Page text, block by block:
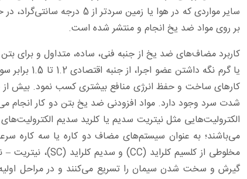
بر روی مواد ضد یخ انجام و منتشر شده است.
کاربرد مضاف‌های ضد یخ از جنبه فنی، ساده، متداول و برای
یا گرم
کارهای ساخت و حفظ انرژی منافع بیشتری کسب نمود. بیش از
شدت سرد وجود دارد. مواد افزودنی ضد یخ بتن دو کار انجام
الکترولیت‌هایی مثل نیتریت سدیم یا کلرید سدیم
گیرش و سخت شدن سیمان را تسریع می‌کنند و در مراحل